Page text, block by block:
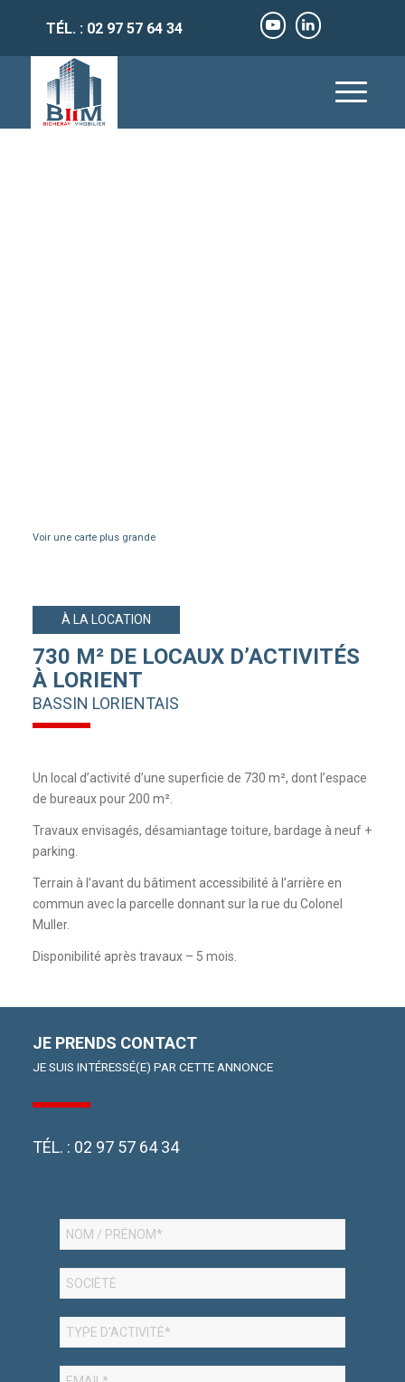
TÉL. : 02 97 57 64 34
Voir une carte plus grande
À LA LOCATION
730 M² DE LOCAUX D’ACTIVITÉS
À LORIENT
BASSIN LORIENTAIS
Un local d’activité d’une superficie de 730 m², dont l’espace
de bureaux pour 200 m².
Travaux envisagés, désamiantage toiture, bardage à neuf +
parking.
Terrain à l’avant du bâtiment accessibilité à l’arrière en
commun avec la parcelle donnant sur la rue du Colonel
Muller.
Disponibilité après travaux – 5 mois.
JE PRENDS CONTACT
JE SUIS INTÉRESSÉ(E) PAR CETTE ANNONCE
TÉL. : 02 97 57 64 34